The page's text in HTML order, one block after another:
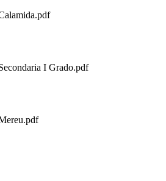
I Grado.pdf